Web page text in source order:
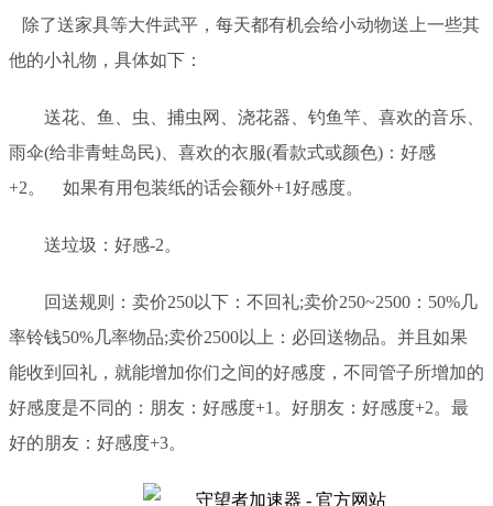
除了送家具等大件武平，每天都有机会给小动物送上一些其
他的小礼物，具体如下：
送花、鱼、虫、捕虫网、浇花器、钓鱼竿、喜欢的音乐、
雨伞(给非青蛙岛民)、喜欢的衣服(看款式或颜色)：好感
+2。 如果有用包装纸的话会额外+1好感度。
送垃圾：好感-2。
回送规则：卖价250以下：不回礼;卖价250~2500：50%几
率铃钱50%几率物品;卖价2500以上：必回送物品。 并且如果
能收到回礼，就能增加你们之间的好感度，不同管子所增加的
好感度是不同的： 朋友：好感度+1。好朋友：好感度+2。最
好的朋友：好感度+3。